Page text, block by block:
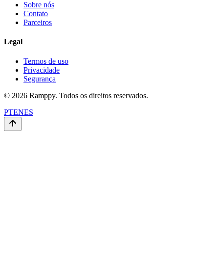
Sobre nós
Contato
Parceiros
Legal
Termos de uso
Privacidade
Segurança
© 2026 Ramppy. Todos os direitos reservados.
PTENES